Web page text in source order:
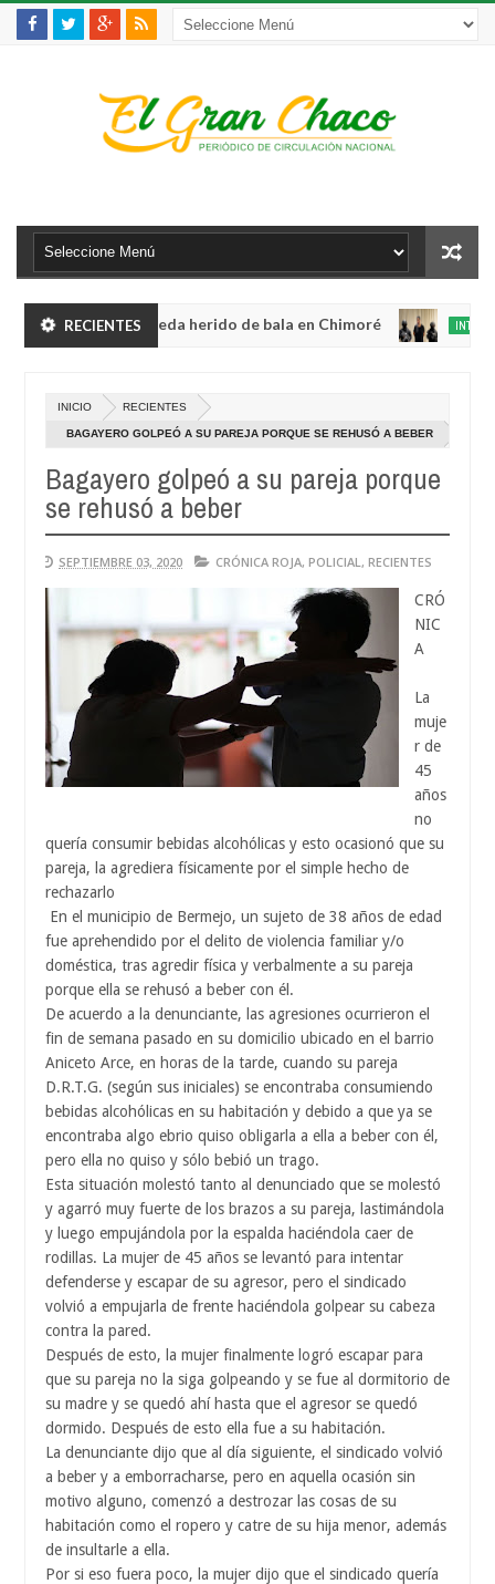
RECIENTES
robo y queda herido de bala en Chimoré
robo y queda herido de bala en Chimoré
Aug
20260
a 12 ministerios y concentra competencias estratégicas
INICIO RECIENTES
BAGAYERO GOLPEÓ A SU PAREJA PORQUE SE REHUSÓ A BEBER
Bagayero golpeó a su pareja porque
se rehusó a beber
SEPTIEMBRE 03, 2020 CRÓNICA ROJA, POLICIAL , RECIENTES
CRÓ
NIC
A
La
muje
r de
45
años
no
quería consumir bebidas alcohólicas y esto ocasionó que su
pareja, la agrediera físicamente por el simple hecho de
rechazarlo
En el municipio de Bermejo, un sujeto de 38 años de edad
fue aprehendido por el delito de violencia familiar y/o
doméstica, tras agredir física y verbalmente a su pareja
porque ella se rehusó a beber con él.
De acuerdo a la denunciante, las agresiones ocurrieron el
fin de semana pasado en su domicilio ubicado en el barrio
Aniceto Arce, en horas de la tarde, cuando su pareja
D.R.T.G. (según sus iniciales) se encontraba consumiendo
bebidas alcohólicas en su habitación y debido a que ya se
encontraba algo ebrio quiso obligarla a ella a beber con él,
pero ella no quiso y sólo bebió un trago.
Esta situación molestó tanto al denunciado que se molestó
y agarró muy fuerte de los brazos a su pareja, lastimándola
y luego empujándola por la espalda haciéndola caer de
rodillas. La mujer de 45 años se levantó para intentar
defenderse y escapar de su agresor, pero el sindicado
volvió a empujarla de frente haciéndola golpear su cabeza
contra la pared.
Después de esto, la mujer finalmente logró escapar para
que su pareja no la siga golpeando y se fue al dormitorio de
su madre y se quedó ahí hasta que el agresor se quedó
dormido. Después de esto ella fue a su habitación.
La denunciante dijo que al día siguiente, el sindicado volvió
a beber y a emborracharse, pero en aquella ocasión sin
motivo alguno, comenzó a destrozar las cosas de su
habitación como el ropero y catre de su hija menor, además
de insultarle a ella.
Por si eso fuera poco, la mujer dijo que el sindicado quería